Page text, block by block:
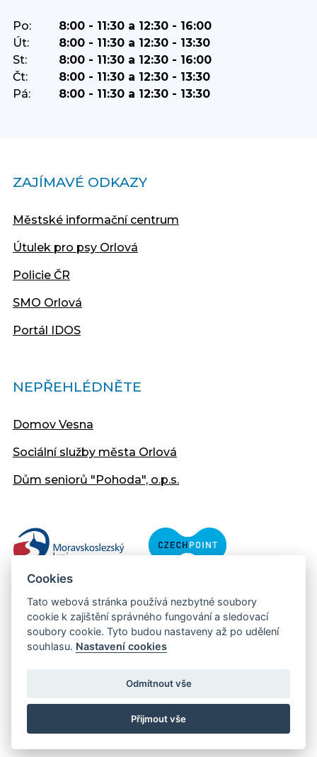
Po:
8:00 - 11:30 a 12:30 - 16:00
Út:
8:00 - 11:30 a 12:30 - 13:30
St:
8:00 - 11:30 a 12:30 - 16:00
Čt:
8:00 - 11:30 a 12:30 - 13:30
Pá:
8:00 - 11:30 a 12:30 - 13:30
ZAJÍMAVÉ ODKAZY
Městské informační centrum
Útulek pro psy Orlová
Policie ČR
SMO Orlová
Portál IDOS
NEPŘEHLÉDNĚTE
Domov Vesna
Sociální služby města Orlová
Dům seniorů "Pohoda", o.p.s.
Copyright © 2013 - 2026 Městský úřad Orlová
Cookies
Tato webová stránka používá nezbytné soubory
cookie k zajištění správného fungování a sledovací
soubory cookie. Tyto budou nastaveny až po udělení
souhlasu. Nastavení cookies
Odmítnout vše
Přijmout vše